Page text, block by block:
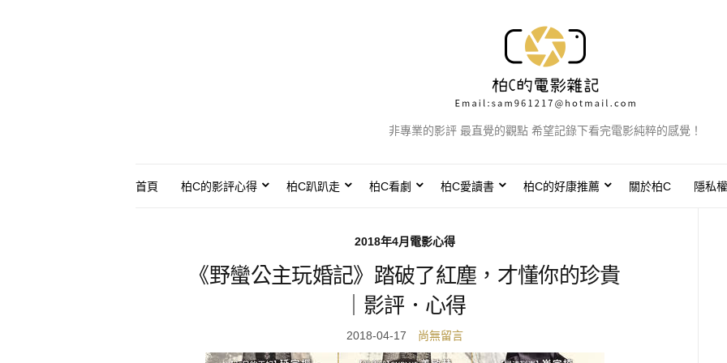
非專業的影評 最直覺的觀點 希望記錄下看完電影純粹的感覺！
首頁 柏C的影評心得 柏C趴趴走 柏C看劇 柏C愛讀書 柏C的好康推薦 關於柏C 隱私
2018年4月電影心得
《野蠻公主玩婚記》踏破了紅塵，才懂你的珍貴
｜影評．心得
2018-04-17 尚無留言